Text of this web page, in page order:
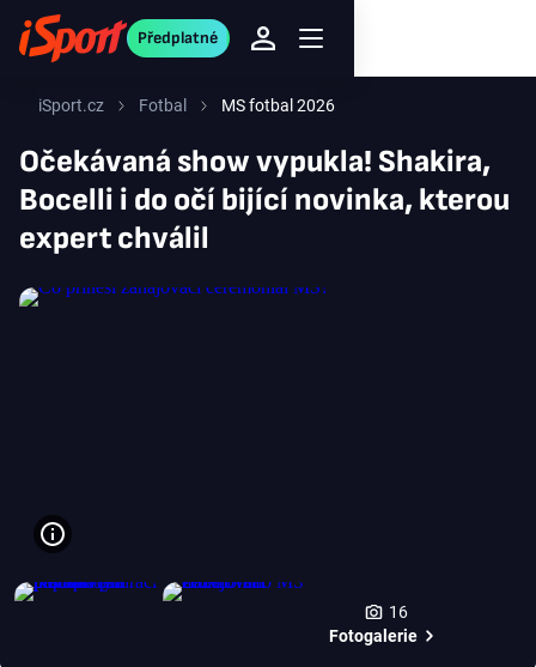
Předplatné
iSport.cz Fotbal MS fotbal 2026
Očekávaná show vypukla! Shakira,
Bocelli i do očí bijící novinka, kterou
expert chválil
16
Fotogalerie